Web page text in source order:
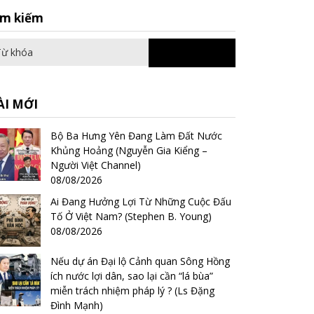
kiếm
for:
MỚI
Bộ Ba Hưng Yên Đang Làm Đất Nước
Khủng Hoảng (Nguyễn Gia Kiểng –
Người Việt Channel)
08/08/2026
Ai Đang Hưởng Lợi Từ Những Cuộc Đấu
Tố Ở Việt Nam? (Stephen B. Young)
08/08/2026
Nếu dự án Đại lộ Cảnh quan Sông Hồng
ích nước lợi dân, sao lại cần “lá bùa”
miễn trách nhiệm pháp lý ? (Ls Đặng
Đình Mạnh)